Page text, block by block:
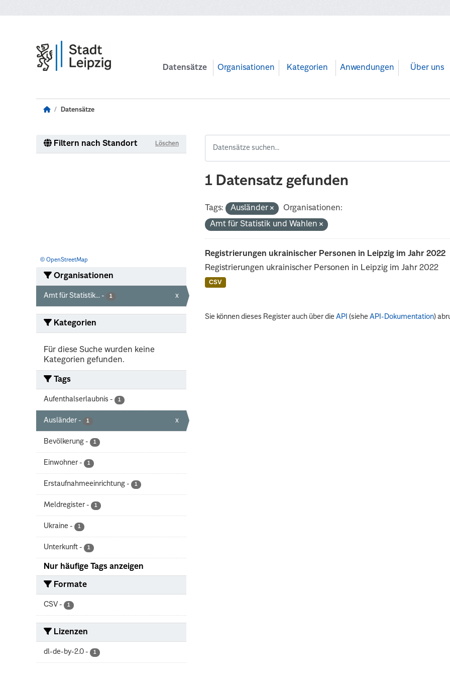
Datensätze Organisationen Kategorien Anwendungen Über uns
Datensätze
Filtern nach Standort Löschen
© OpenStreetMap
Organisationen
Amt für Statistik... - 1 x
Kategorien
Für diese Suche wurden keine
Kategorien gefunden.
Tags
Aufenthalserlaubnis - 1
Ausländer - 1 x
Bevölkerung - 1
Einwohner - 1
Erstaufnahmeeinrichtung - 1
Meldregister - 1
Ukraine - 1
Unterkunft - 1
Nur häufige Tags anzeigen
Formate
CSV - 1
Lizenzen
dl-de-by-2.0 - 1
1 Datensatz gefunden
Tags: Ausländer
Organisationen:
Amt für Statistik und Wahlen
Registrierungen ukrainischer Personen in Leipzig im Jahr 2022
Registrierungen ukrainischer Personen in Leipzig im Jahr 2022
CSV
Sie können dieses Register auch über dieAPI (sieheAPI-Dokumentation)